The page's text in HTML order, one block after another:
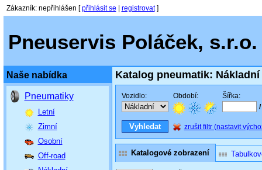
Zákazník: nepřihlášen [přihlásit se registrovat]
Pneuservis Poláček, s.r.o.
Naše nabídka
Pneumatiky
Letní
Zimní
Osobní
Off-road
Katalog pneumatik: Nákladní
Vozidlo: Období:
Šířka:
/
zrušit filtr (nastavit
Katalogové zobrazení